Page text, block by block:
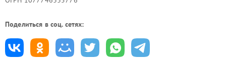
Поделиться в соц. сетях: